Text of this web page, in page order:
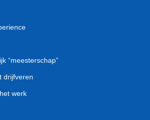
“meesterschap”
drijfveren
werk